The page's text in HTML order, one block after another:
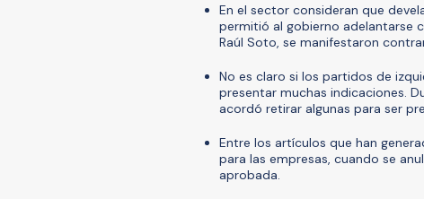
En el sector consideran que
permitió al gobierno adelantarse
Raúl Soto, se manifestaron
No es claro si los partidos de
presentar muchas indicaciones.
acordó retirar algunas para ser
Entre los artículos que han
para las empresas, cuando se
aprobada.